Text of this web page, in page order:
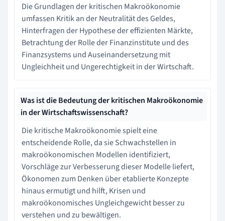
Die Grundlagen der kritischen Makroökonomie
umfassen Kritik an der Neutralität des Geldes,
Hinterfragen der Hypothese der effizienten Märkte,
Betrachtung der Rolle der Finanzinstitute und des
Finanzsystems und Auseinandersetzung mit
Ungleichheit und Ungerechtigkeit in der Wirtschaft.
Was ist die Bedeutung der kritischen Makroökonomie
in der Wirtschaftswissenschaft?
Die kritische Makroökonomie spielt eine
entscheidende Rolle, da sie Schwachstellen in
makroökonomischen Modellen identifiziert,
Vorschläge zur Verbesserung dieser Modelle liefert,
Ökonomen zum Denken über etablierte Konzepte
hinaus ermutigt und hilft, Krisen und
makroökonomisches Ungleichgewicht besser zu
verstehen und zu bewältigen.